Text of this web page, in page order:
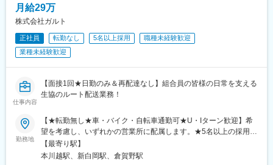
丘駅、岩村田駅、村山駅(長野県)、信濃常盤駅、田中駅、切石駅、
常永駅、春日居町駅、東桂駅、動橋駅、三ツ屋駅、笠師保駅、松
任駅、丸岡駅、敦賀駅、清明駅、黒部駅、小杉駅、越中舟橋駅、
朝潮橋駅、門真南駅、深江橋駅、河内花園駅、鴻池新田駅、西明
石駅、中埠頭駅、苅藻駅、加太駅(和歌山県)、武庫川団地前駅、紀
伊山田駅、新宮駅、芳養駅、船戸駅、西田原本駅、吉野口駅、郡
市民病院口駅、篠原駅(滋賀県)、多賀大社前駅、三雲駅、栗東駅、
おごと温泉駅、長浜駅、箕浦駅、讃岐塩屋駅、片原町駅(香川県)、
郷駅、布師田駅、撫養駅、川原石駅、伴中央駅、広島港・宇品
駅、本郷駅(広島県)、八本松駅、東福山駅、木次駅、遙堪駅、乃木
駅、下府駅、八浜駅、金光駅、木見駅、高野駅、厚東駅、長府
駅、米川駅、山口駅(山口県)、新南陽駅、萩駅、鳥取駅、三本松口
駅、南瀬高駅、五郎丸駅、苅田駅、赤間駅、巻向駅、甘木駅(西鉄
月給29万
株式会社ガルト
正社員 転勤なし 5名以上採用
職種未経験歓迎
業種未経験歓迎
仕事内容
【面接1回★日勤のみ＆再配達なし】組合員の皆様の日常を支える
生協のルート配送業務！
勤務地
【★転勤無し★車・バイク・自転車通勤可★U・Iターン歓迎】希
望を考慮し、いずれかの営業所に配属します。★5名以上の採用を
予定しています！同期と一緒にドライバーデビューができる安心
の環境です♪■ガルト 川越／埼玉県川越市石田60-1西武新宿線「本
【最寄り駅】
本川越駅、新白岡駅、倉賀野駅